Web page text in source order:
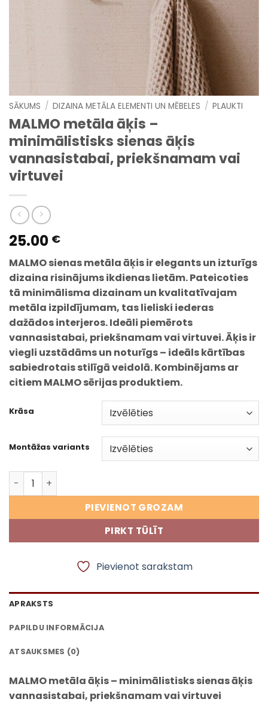
SĀKUMS / DIZAINA METĀLA ELEMENTI UN MĒBELES / PLAUKTI
MALMO metāla āķis –
minimālistisks sienas āķis
vannasistabai, priekšnamam vai
virtuvei
25.00 €
MALMO sienas metāla āķis ir elegants un izturīgs
dizaina risinājums ikdienas lietām. Pateicoties
tā minimālisma dizainam un kvalitatīvajam
metāla izpildījumam, tas lieliski iederas
dažādos interjeros. Ideāli piemērots
vannasistabai, priekšnamam vai virtuvei. Āķis ir
viegli uzstādāms un noturīgs – ideāls kārtības
sabiedrotais stilīgā veidolā. Kombinējams ar
citiem MALMO sērijas produktiem.
Krāsa
Montāžas variants
MALMO metāla āķis – minimālistisks sienas āķis
PIEVIENOT GROZAM
PIRKT TŪLĪT
Pievienot sarakstam
APRAKSTS
PAPILDU INFORMĀCIJA
ATSAUKSMES (0)
MALMO metāla āķis – minimālistisks sienas āķis
vannasistabai, priekšnamam vai virtuvei